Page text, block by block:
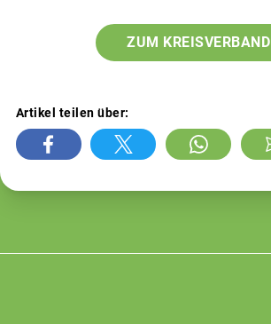
ZUM KREISVERBAND
Artikel teilen über: